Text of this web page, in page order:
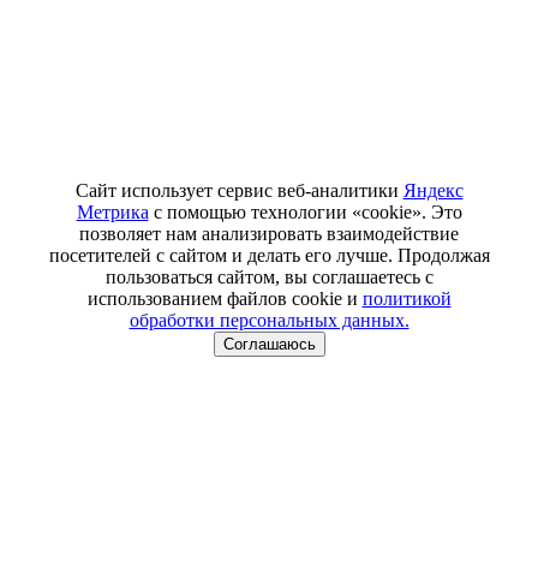
Сайт использует сервис веб-аналитики Яндекс
Метрика с помощью технологии «cookie». Это
позволяет нам анализировать взаимодействие
посетителей с сайтом и делать его лучше. Продолжая
пользоваться сайтом, вы соглашаетесь с
использованием файлов cookie и политикой
обработки персональных данных.
Соглашаюсь